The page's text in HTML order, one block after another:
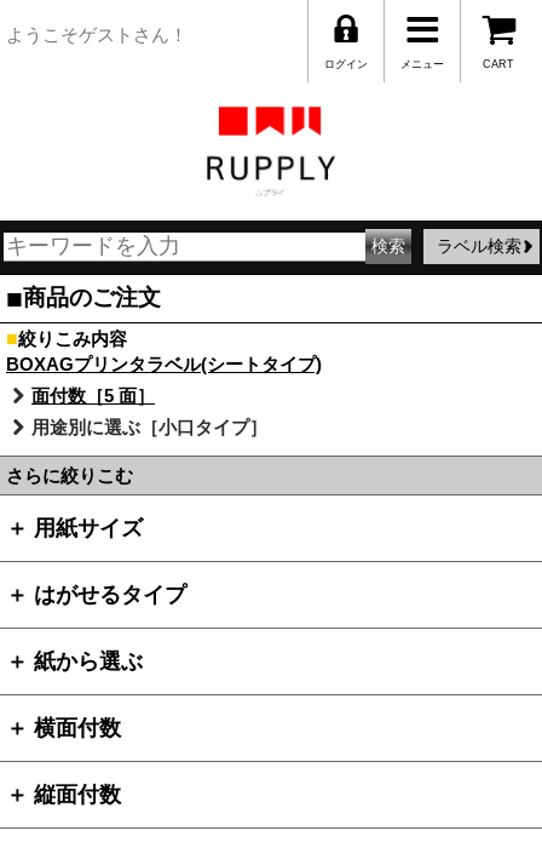
ようこそゲストさん！
CART
メニュー
ログイン
ラベル検索
■商品のご注文
■絞りこみ内容
BOXAGプリンタラベル(シートタイプ)
面付数［5 面］
用途別に選ぶ［小口タイプ］
さらに絞りこむ
＋ 用紙サイズ
＋ はがせるタイプ
＋ 紙から選ぶ
＋ 横面付数
＋ 縦面付数